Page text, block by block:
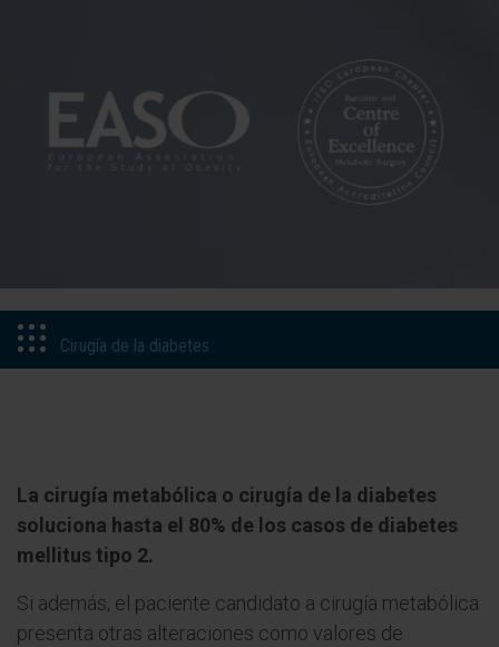
Cirugía de la diabetes
La cirugía metabólica o cirugía de la diabetes
soluciona hasta el 80% de los casos de diabetes
mellitus tipo 2.
Si además, el paciente candidato a cirugía metabólica
presenta otras alteraciones como valores de